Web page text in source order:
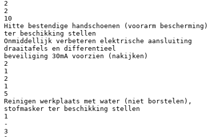
2
2
10
Hitte bestendige handschoenen (voorarm bescherming)
ter beschikking stellen
Onmiddellijk verbeteren elektrische aansluiting
draaitafels en differentieel
beveiliging 30mA voorzien (nakijken)
2
1
2
1
5
Reinigen werkplaats met water (niet borstelen),
stofmasker ter beschikking stellen
1
-
3